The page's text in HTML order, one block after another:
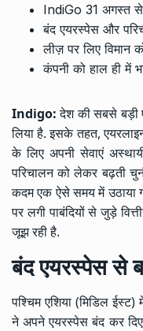
IndiGo 31 अगस्त से
बंद एयरस्पेस और
लीज़ पर लिए विमान
कंपनी को हाल ही में
Indigo:देश की सबसे बड़ी
लिया है. इसके तहत,
के लिए अपनी सेवाएं
परिचालन को लेकर बढ़ती
कदम एक ऐसे समय में उठाया
पर लगी पाबंदियों से जुड़े
जूझ रही है.
बंद एयरस्पेस से
पश्चिम एशिया (मिडिल
ने अपने एयरस्पेस बंद कर